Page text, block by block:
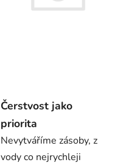
Čerstvost jako
priorita
Nevytváříme zásoby, z
vody co nejrychleji